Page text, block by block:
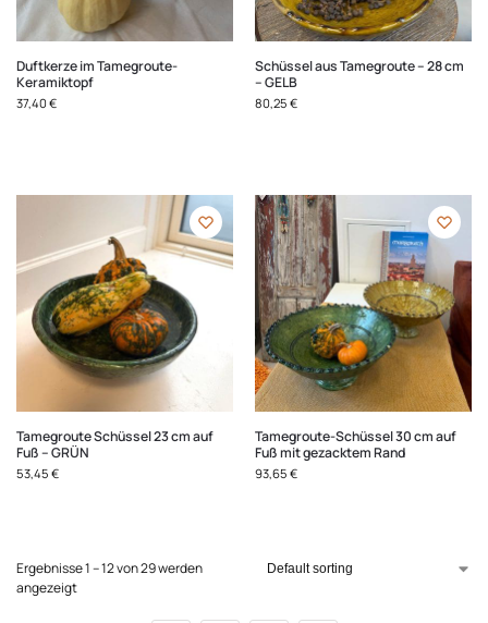
Duftkerze im Tamegroute-
Keramiktopf
37,40 €
Schüssel aus Tamegroute – 28 cm
– GELB
80,25 €
Tamegroute Schüssel 23 cm auf
Fuß – GRÜN
53,45 €
Tamegroute-Schüssel 30 cm auf
Fuß mit gezacktem Rand
93,65 €
Ergebnisse 1 – 12 von 29 werden
angezeigt